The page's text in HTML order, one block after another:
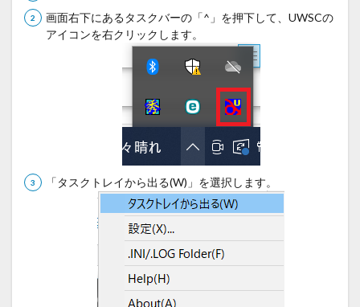
画面右下にあるタスクバーの「^」を押下して、UWSCの
アイコンを右クリックします。
「タスクトレイから出る(W)」を選択します。